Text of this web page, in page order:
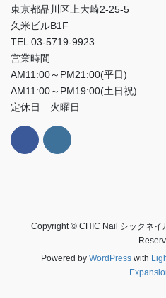
東京都品川区上大崎2-25-5
久米ビルB1F
TEL 03-5719-9923
営業時間
AM11:00～PM21:00(平日)
AM11:00～PM19:00(土日祝)
定休日 火曜日
Copyright © CHIC Nail シックネ
Powered by WordPresswith